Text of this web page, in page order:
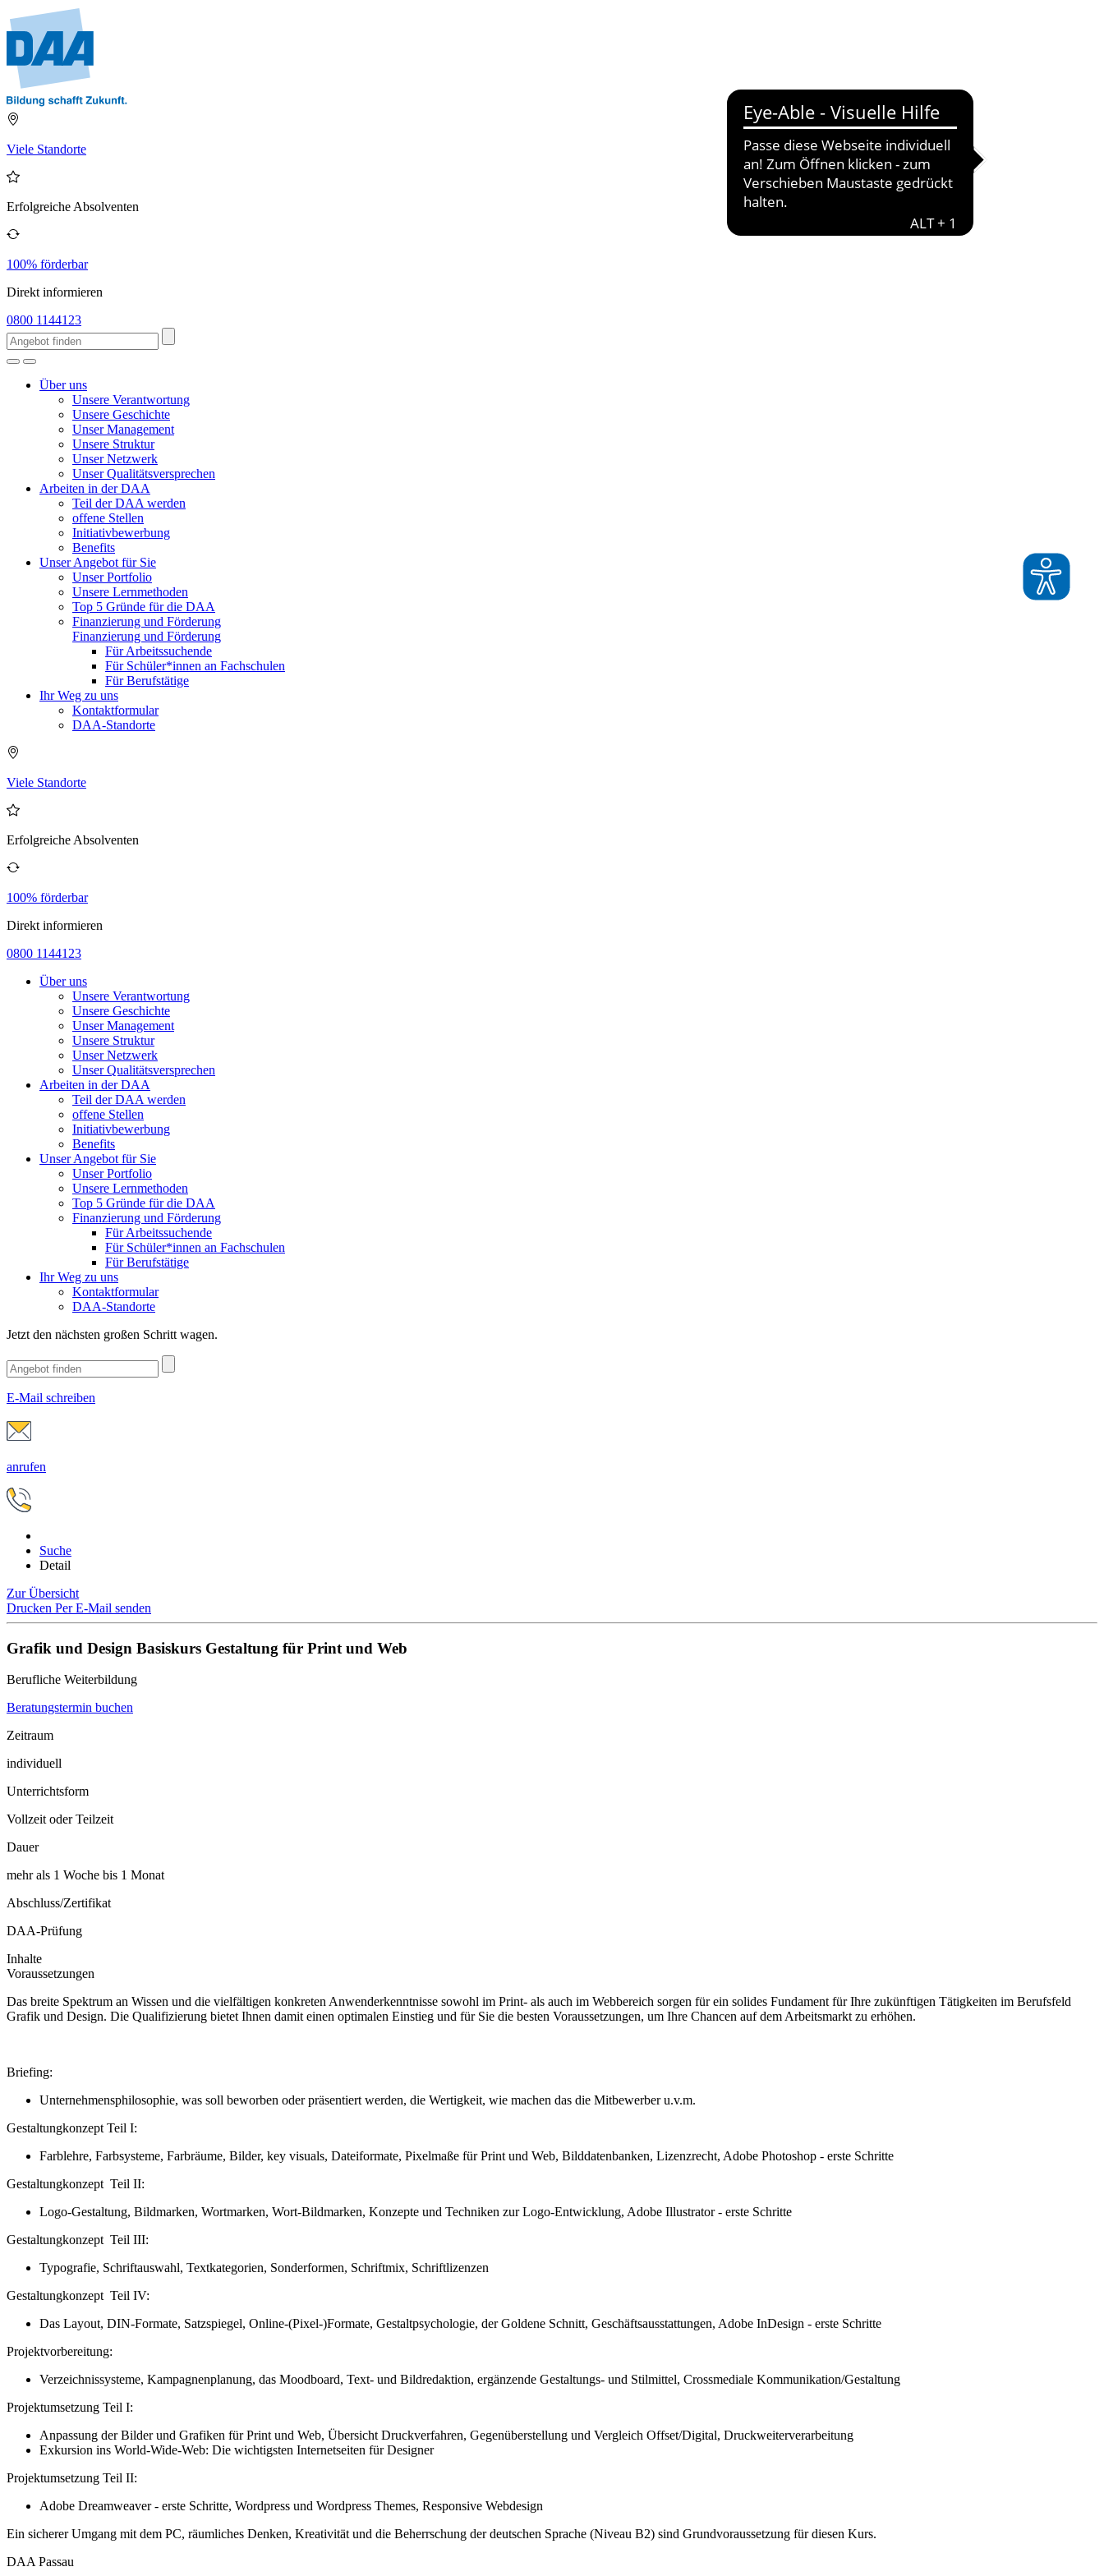
Viele Standorte
Erfolgreiche Absolventen
100% förderbar
Direkt informieren
0800 1144123
Über uns
Unsere Verantwortung
Unsere Geschichte
Unser Management
Unsere Struktur
Unser Netzwerk
Unser Qualitätsversprechen
Arbeiten in der DAA
Teil der DAA werden
offene Stellen
Initiativbewerbung
Benefits
Unser Angebot für Sie
Unser Portfolio
Unsere Lernmethoden
Top 5 Gründe für die DAA
Finanzierung und Förderung
Finanzierung und Förderung
Für Arbeitssuchende
Für Schüler*innen an Fachschulen
Für Berufstätige
Ihr Weg zu uns
Kontaktformular
DAA-Standorte
Viele Standorte
Erfolgreiche Absolventen
100% förderbar
Direkt informieren
0800 1144123
Über uns
Unsere Verantwortung
Unsere Geschichte
Unser Management
Unsere Struktur
Unser Netzwerk
Unser Qualitätsversprechen
Arbeiten in der DAA
Teil der DAA werden
offene Stellen
Initiativbewerbung
Benefits
Unser Angebot für Sie
Unser Portfolio
Unsere Lernmethoden
Top 5 Gründe für die DAA
Finanzierung und Förderung
Für Arbeitssuchende
Für Schüler*innen an Fachschulen
Für Berufstätige
Ihr Weg zu uns
Kontaktformular
DAA-Standorte
Jetzt den nächsten großen Schritt wagen.
E-Mail schreiben
anrufen
Suche
Detail
Zur Übersicht
Drucken Per E-Mail senden
Grafik und Design Basiskurs Gestaltung für Print und Web
Berufliche Weiterbildung
Beratungstermin buchen
Zeitraum
individuell
Unterrichtsform
Vollzeit oder Teilzeit
Dauer
mehr als 1 Woche bis 1 Monat
Abschluss/Zertifikat
DAA-Prüfung
Inhalte
Voraussetzungen
Das breite Spektrum an Wissen und die vielfältigen konkreten Anwenderkenntnisse sowohl im Print- als auch im Webbereich sorgen für ein solides Fundament für Ihre zukünftigen Tätigkeiten im Berufsfeld
Grafik und Design. Die Qualifizierung bietet Ihnen damit einen optimalen Einstieg und für Sie die besten Voraussetzungen, um Ihre Chancen auf dem Arbeitsmarkt zu erhöhen.
Briefing:
Unternehmensphilosophie, was soll beworben oder präsentiert werden, die Wertigkeit, wie machen das die Mitbewerber u.v.m.
Gestaltungkonzept Teil I:
Farblehre, Farbsysteme, Farbräume, Bilder, key visuals, Dateiformate, Pixelmaße für Print und Web, Bilddatenbanken, Lizenzrecht, Adobe Photoshop - erste Schritte
Gestaltungkonzept Teil II:
Logo-Gestaltung, Bildmarken, Wortmarken, Wort-Bildmarken, Konzepte und Techniken zur Logo-Entwicklung, Adobe Illustrator - erste Schritte
Gestaltungkonzept Teil III:
Typografie, Schriftauswahl, Textkategorien, Sonderformen, Schriftmix, Schriftlizenzen
Gestaltungkonzept Teil IV:
Das Layout, DIN-Formate, Satzspiegel, Online-(Pixel-)Formate, Gestaltpsychologie, der Goldene Schnitt, Geschäftsausstattungen, Adobe InDesign - erste Schritte
Projektvorbereitung:
Verzeichnissysteme, Kampagnenplanung, das Moodboard, Text- und Bildredaktion, ergänzende Gestaltungs- und Stilmittel, Crossmediale Kommunikation/Gestaltung
Projektumsetzung Teil I:
Anpassung der Bilder und Grafiken für Print und Web, Übersicht Druckverfahren, Gegenüberstellung und Vergleich Offset/Digital, Druckweiterverarbeitung
Exkursion ins World-Wide-Web: Die wichtigsten Internetseiten für Designer
Projektumsetzung Teil II:
Adobe Dreamweaver - erste Schritte, Wordpress und Wordpress Themes, Responsive Webdesign
Ein sicherer Umgang mit dem PC, räumliches Denken, Kreativität und die Beherrschung der deutschen Sprache (Niveau B2) sind Grundvoraussetzung für diesen Kurs.
DAA Passau